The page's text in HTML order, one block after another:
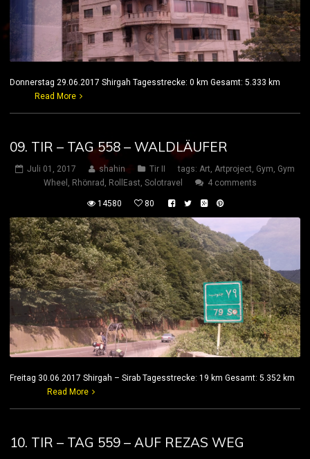
Donnerstag 29.06.2017 Shirgah Tagesstrecke: 0 km Gesamt: 5.333 km
Read More
09. TIR – TAG 558 – WALDLÄUFER
Juli 01, 2017 shahin Tir II tags: Art, Artproject, Gym, Gym
Wheel , Rhönrad , RollEast, Solotravel 4 comments
14580 80
Freitag 30.06.2017 Shirgah – Sirab Tagesstrecke: 19 km Gesamt: 5.352 km
Read More
10. TIR – TAG 559 – AUF REZAS WEG